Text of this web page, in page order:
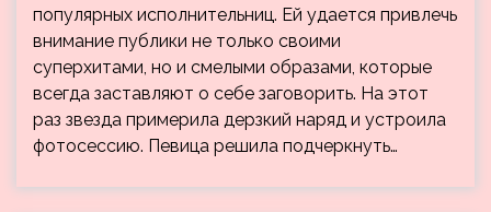
популярных исполнительниц. Ей удается привлечь
внимание публики не только своими
суперхитами, но и смелыми образами, которые
всегда заставляют о себе заговорить. На этот
раз звезда примерила дерзкий наряд и устроила
фотосессию. Певица решила подчеркнуть…